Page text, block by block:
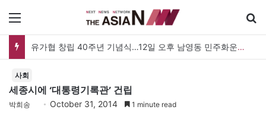
유가협 창립 40주년 기념식…12일 오후 남영동 민주화운동기념관
사회
세종시에 ‘대통령기록관’ 건립
박희송 October 31, 2014 1 minute read